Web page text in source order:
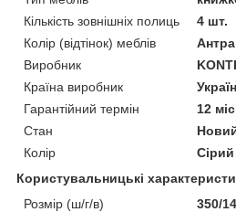
Кількість зовнішніх полиць
4 шт.
Колір (відтінок) меблів
Виробник
Країна виробник
Гарантійний термін
12 міс
Стан
Колір
Сірий
Користувальницькі
Розмір (ш/г/в)
350/